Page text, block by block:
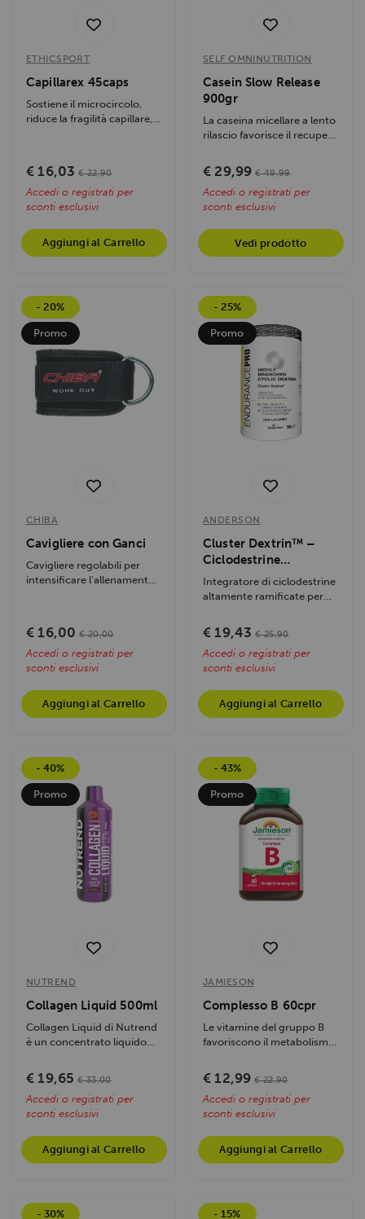
ETHICSPORT
Capillarex 45caps
Sostiene il microcircolo,
riduce la fragilità capillare,
€ 16,03 € 22,90
Accedi o registrati per
sconti esclusivi
Aggiungi al Carrello
SELF OMNINUTRITION
Casein Slow Release
900gr
La caseina micellare a lento
rilascio favorisce il recupero
€ 29,99 € 49,99
Accedi o registrati per
sconti esclusivi
Vedi prodotto
- 20%
Promo
CHIBA
Cavigliere con Ganci
Cavigliere regolabili per
intensificare l'allenamento
€ 16,00 € 20,00
Accedi o registrati per
sconti esclusivi
Aggiungi al Carrello
- 25%
Promo
ANDERSON
Cluster Dextrin™ –
Ciclodestrine
Altamente Ramificate
500gr
Integratore di ciclodestrine
altamente ramificate per
recupero...
€ 19,43 € 25,90
Accedi o registrati per
sconti esclusivi
Aggiungi al Carrello
- 40%
Promo
NUTREND
Collagen Liquid 500ml
Collagen Liquid di Nutrend
è un concentrato liquido
€ 19,65 € 33,00
Accedi o registrati per
sconti esclusivi
Aggiungi al Carrello
- 43%
Promo
JAMIESON
Complesso B 60cpr
Le vitamine del gruppo B
favoriscono il metabolismo
stanchezza e...
€ 12,99 € 22,90
Accedi o registrati per
sconti esclusivi
Aggiungi al Carrello
- 30% - 15%